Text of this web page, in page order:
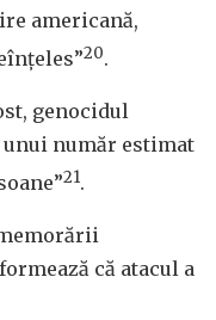
americană,
20.
genocidul
unui număr estimat
21.
că atacul a